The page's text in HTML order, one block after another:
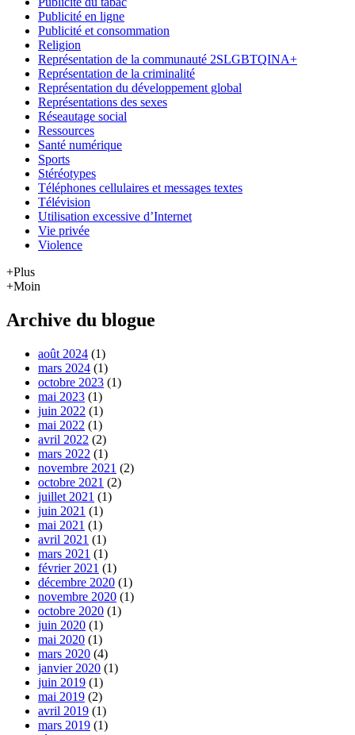
Publicité en ligne
Publicité et consommation
Religion
Représentation de la communauté 2SLGBTQINA+
Représentation de la criminalité
Représentation du développement global
Représentations des sexes
Réseautage social
Ressources
Santé numérique
Sports
Stéréotypes
Téléphones cellulaires et messages textes
Télévision
Utilisation excessive d’Internet
Vie privée
Violence
+Plus
+Moin
Archive du blogue
août 2024 (1)
mars 2024 (1)
octobre 2023 (1)
mai 2023 (1)
juin 2022 (1)
mai 2022 (1)
avril 2022 (2)
mars 2022 (1)
novembre 2021 (2)
octobre 2021 (2)
juillet 2021 (1)
juin 2021 (1)
mai 2021 (1)
avril 2021 (1)
mars 2021 (1)
février 2021 (1)
décembre 2020 (1)
novembre 2020 (1)
octobre 2020 (1)
juin 2020 (1)
mai 2020 (1)
mars 2020 (4)
janvier 2020 (1)
juin 2019 (1)
mai 2019 (2)
avril 2019 (1)
mars 2019 (1)